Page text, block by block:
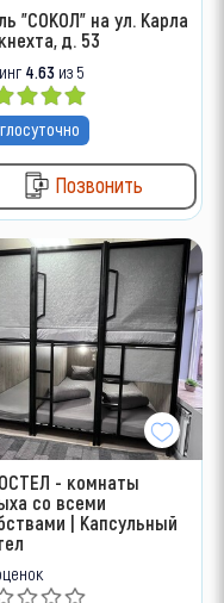
"СОКОЛ" на ул. Карла
д. 53
4.63 из 5
Позвонить
- комнаты
со всеми
| Капсульный